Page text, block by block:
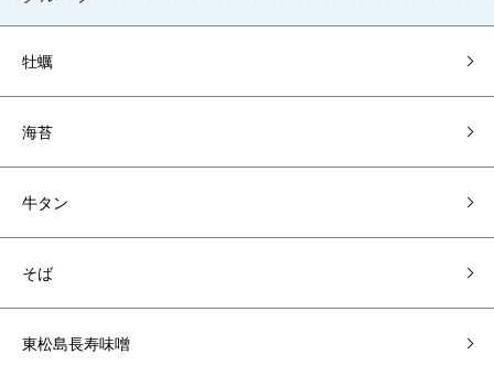
牡蠣
海苔
牛タン
そば
東松島長寿味噌